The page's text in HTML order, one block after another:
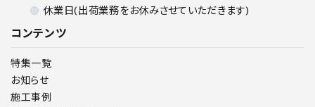
コンテンツ
特集一覧
お知らせ
施工事例
休業日(出荷業務をお休みさせていただきます)